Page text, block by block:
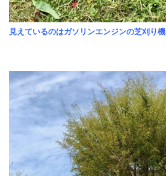
見えているのはガソリンエンジンの芝刈り機